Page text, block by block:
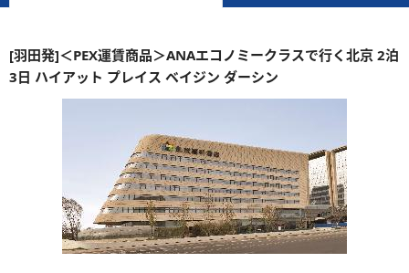
[羽田発]＜PEX運賃商品＞ANAエコノミークラスで行く北京 2泊
3日 ハイアット プレイス ベイジン ダーシン